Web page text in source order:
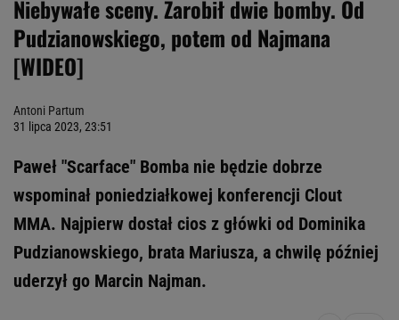
Niebywałe sceny. Zarobił dwie bomby. Od
Pudzianowskiego, potem od Najmana
[WIDEO]
Antoni Partum
31 lipca 2023, 23:51
Paweł "Scarface" Bomba nie będzie dobrze
wspominał poniedziałkowej konferencji Clout
MMA. Najpierw dostał cios z główki od Dominika
Pudzianowskiego, brata Mariusza, a chwilę później
uderzył go Marcin Najman.